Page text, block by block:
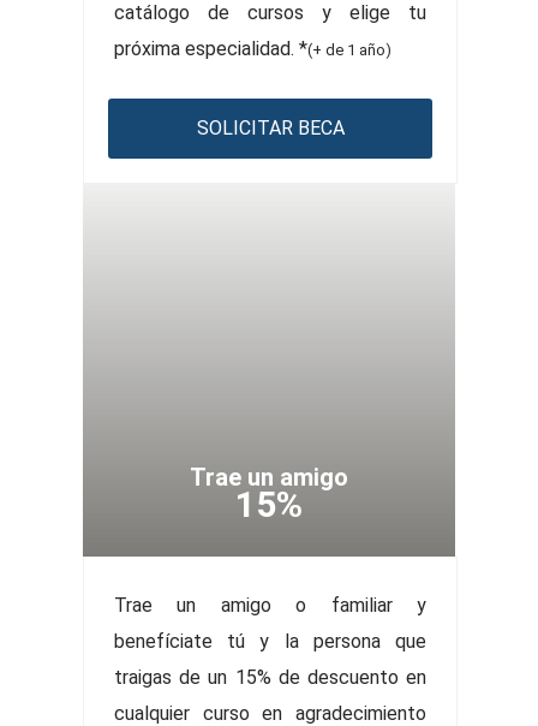
catálogo de cursos y elige tu
próxima especialidad. *(+ de 1 año)
SOLICITAR BECA
Trae un amigo
15%
Trae un amigo o familiar y
benefíciate tú y la persona que
traigas de un 15% de descuento en
cualquier curso en agradecimiento